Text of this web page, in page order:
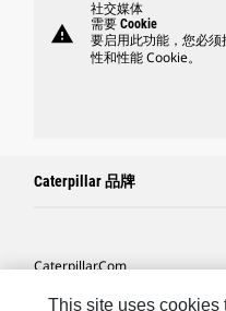
warning
社交媒体
需要 Cookie
要启用此功能，您必
性和性能 Cookie。
Caterpillar 品牌
Caterpillar.com
联系 Caterpillar
This site uses cookies